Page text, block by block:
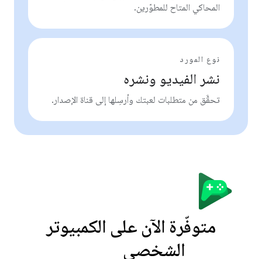
المحاكي المتاح للمطوّرين.
نوع المورد
نشر الفيديو ونشره
تحقَّق من متطلبات لعبتك وأرسِلها إلى قناة الإصدار.
متوفّرة الآن على الكمبيوتر
الشخصي